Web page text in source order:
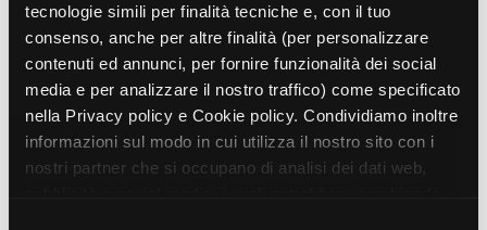
tecnologie simili per finalità tecniche e, con il tuo
consenso, anche per altre finalità (per personalizzare
contenuti ed annunci, per fornire funzionalità dei social
media e per analizzare il nostro traffico) come specificato
nella Privacy policy e Cookie policy. Condividiamo inoltre
informazioni sul modo in cui utilizza il nostro sito con i
nostri partner che si occupano di analisi dei dati web,
Progetti in progress
Vedi 105 progetti in progress